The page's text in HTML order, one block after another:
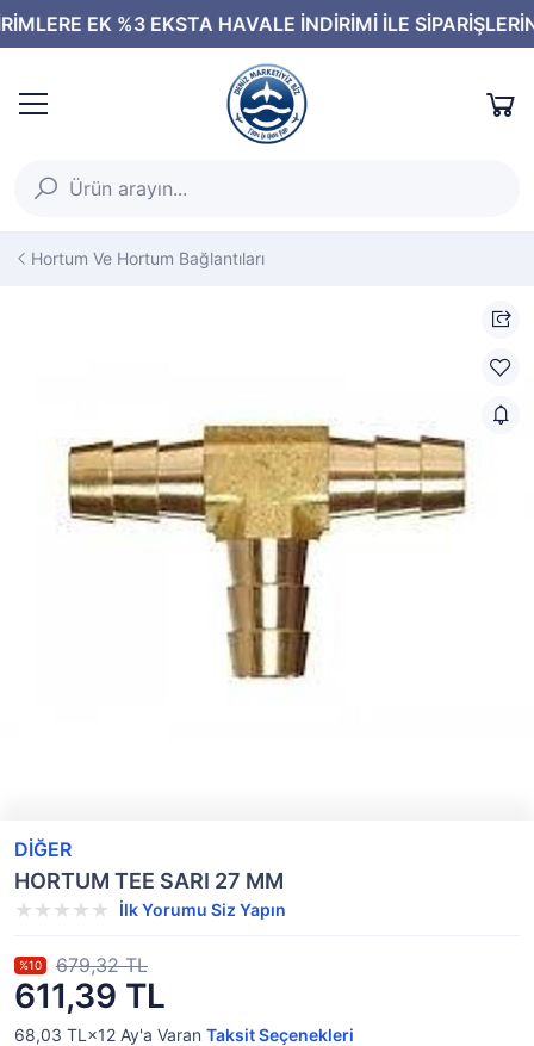
Hortum Ve Hortum Bağlantıları
DİĞER
HORTUM TEE SARI 27 MM
İlk Yorumu Siz Yapın
611,39 TL
%10 679,32 TL
68,03 TL×12 Ay'a Varan Taksit Seçenekleri